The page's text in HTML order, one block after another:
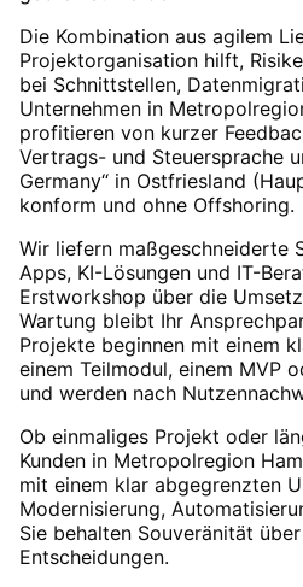
Die Kombination aus agilem
Projektorganisation hilft,
bei Schnittstellen,
Unternehmen in
profitieren von kurzer
Vertrags- und Steuersprache
Germany“ in Ostfriesland
konform und ohne Offshoring.
Wir liefern maßgeschneiderte
Apps, KI-Lösungen und IT-
Erstworkshop über die
Wartung bleibt Ihr
Projekte beginnen mit einem
einem Teilmodul, einem MVP
und werden nach
Ob einmaliges Projekt oder
Kunden in Metropolregion
mit einem klar abgegrenzten
Modernisierung,
Sie behalten Souveränität
Entscheidungen.